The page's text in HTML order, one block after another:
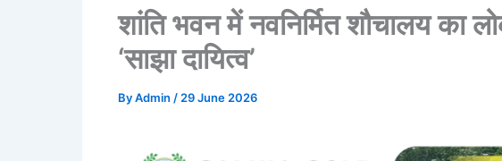
शांति भवन में नवनिर्मित शौचालय का
‘साझा दायित्व’
ByAdmin / 29 June 2026